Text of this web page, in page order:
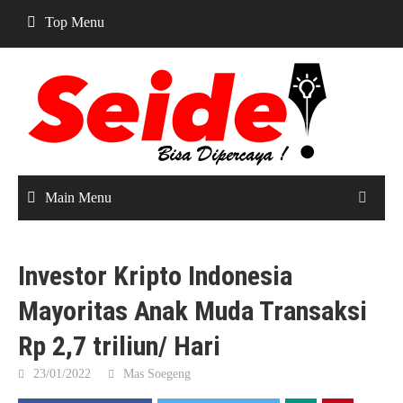
content
Top Menu
Main Menu
Investor Kripto Indonesia
Mayoritas Anak Muda Transaksi
Rp 2,7 triliun/ Hari
23/01/2022 Mas Soegeng